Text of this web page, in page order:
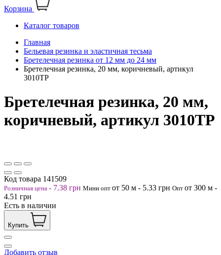
Корзина
Каталог товаров
Главная
Бельевая резинка и эластичная тесьма
Бретелечная резинка от 12 мм до 24 мм
Бретелечная резинка, 20 мм, коричневый, артикул
3010ТР
Бретелечная резинка, 20 мм,
коричневый, артикул 3010ТР
Код товара 141509
Розничная цена - 7.38 грн Мини опт от 50 м - 5.33 грн Опт от 300 м -
4.51 грн
Есть в наличии
Купить
Добавить отзыв